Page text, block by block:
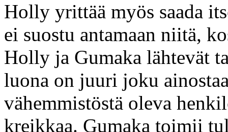
Holly yrittää myös saada
ei suostu antamaan niitä,
Holly ja Gumaka lähtevät
luona on juuri joku
vähemmistöstä oleva
kreikkaa. Gumaka toimii